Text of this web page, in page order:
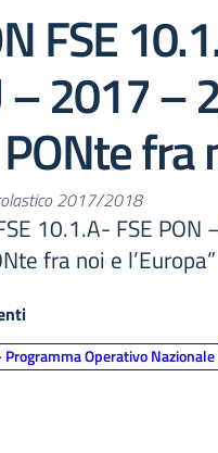
FSE
– 2017 –
fra
2017/2018
10.1.A- FSE
fra noi e l’Europa”
Programma Operativo Nazionale